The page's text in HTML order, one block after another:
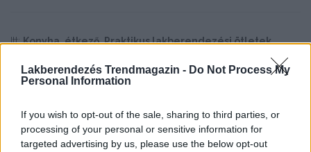
Lakberendezés Trendmagazin - Do Not Process My
Personal Information
If you wish to opt-out of the sale, sharing to third parties, or
processing of your personal or sensitive information for
targeted advertising by us, please use the below opt-out
Itt: Konyha, étkező,Praktikus lakberendezési ötletek,
Ezek a cikkek is érdekelhetnek: